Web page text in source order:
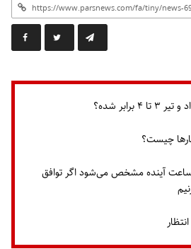
شده؟
چیست؟
ایران ظرف ۴۸ ساعت آینده مشخص می‌شود اگر توافق